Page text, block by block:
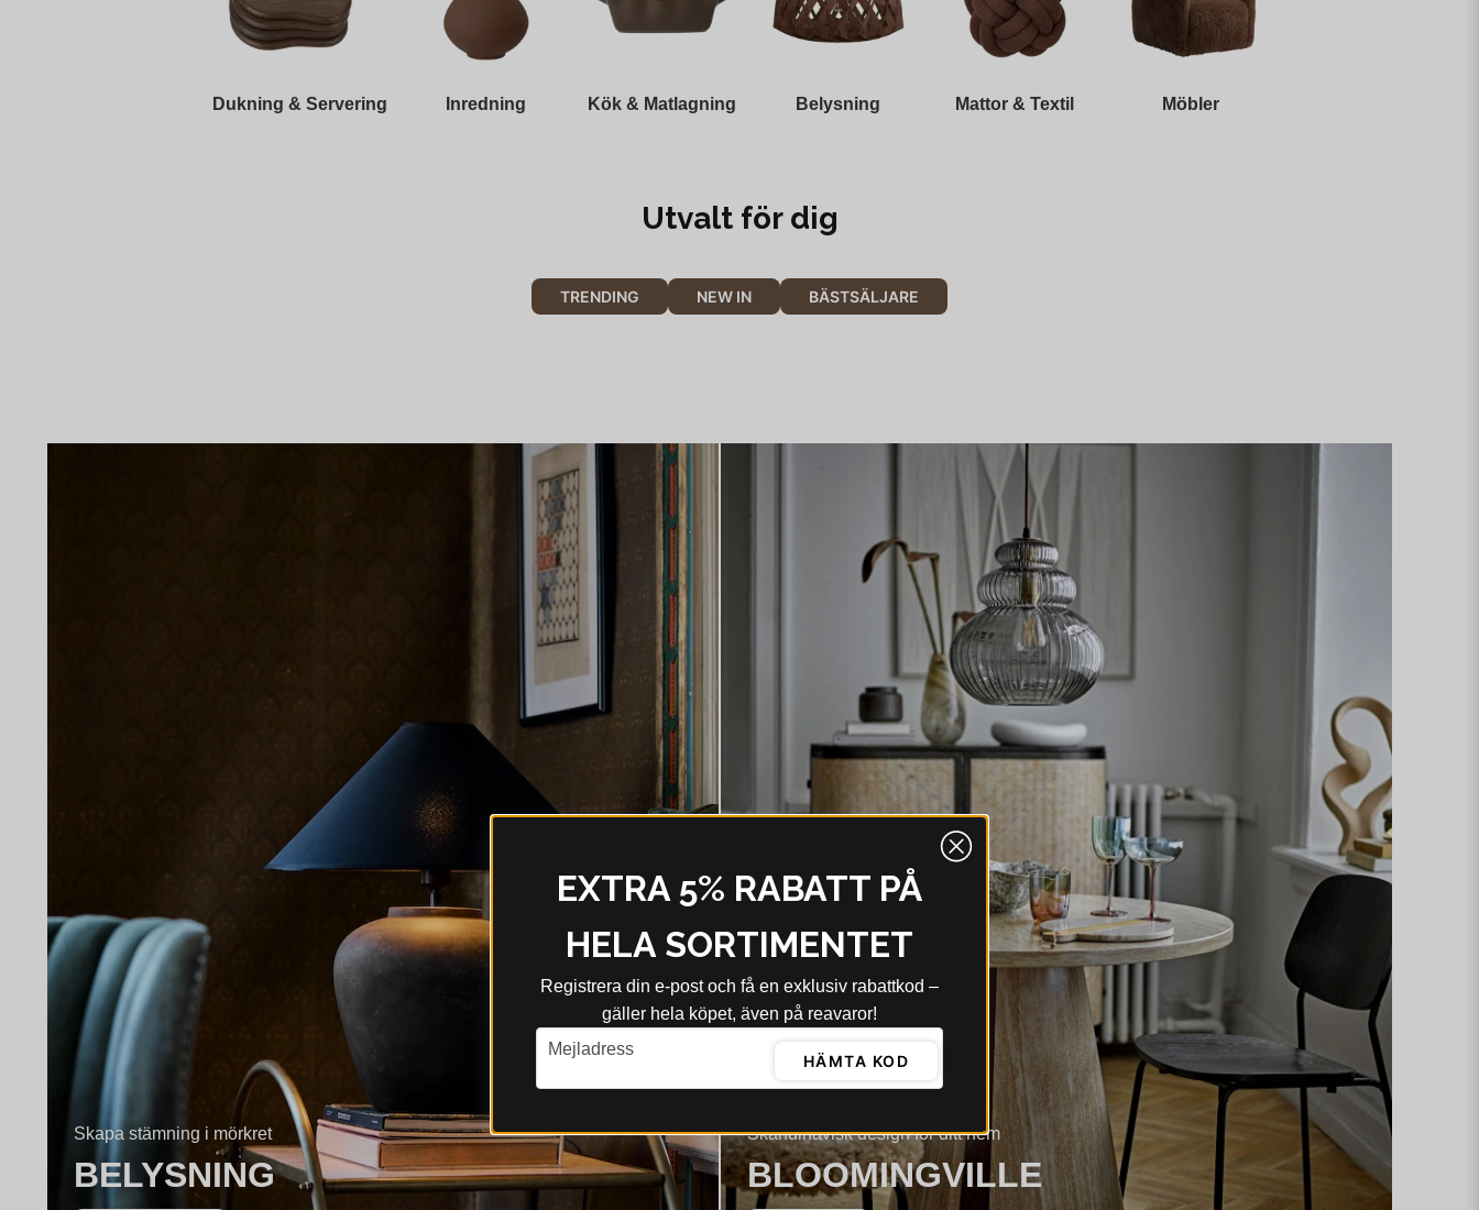
Dukning & Servering Inredning Kök & Matlagning Belysning Mattor & Textil Möbler
Utvalt för dig
TRENDING NEW IN BÄSTSÄLJARE
BELYSNING
Skapa stämning i mörkret
BLOOMINGVILLE
Skandinavisk design för ditt hem
EXTRA 5% RABATT PÅ
HELA SORTIMENTET
Registrera din e‑post och få en exklusiv rabattkod –
gäller hela köpet, även på reavaror!
email
Mejladress
HÄMTA KOD